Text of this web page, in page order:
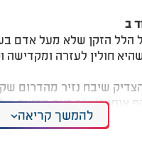
ב
הלל הזקן שלא מעל אדם
חולין לעזרה ומקדישה
שיבח נזיר מהדרום
אותו כאשר ראה בבואה
את שערו לשמים. (וזה
הצדיק אכל אשם נזיר טמא).
להמשך קריאה